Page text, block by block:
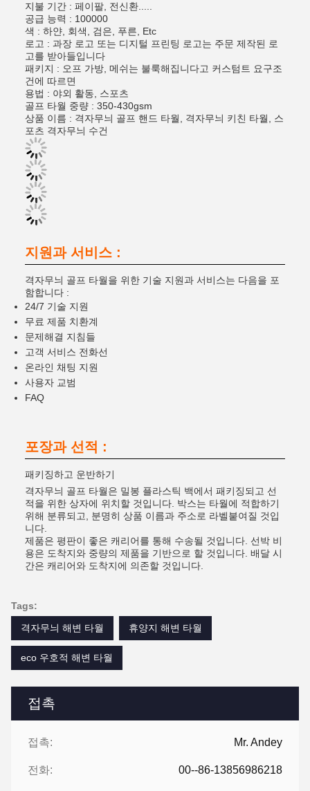
접촉
접촉: Mr. Andey
전화: 00--86-13856986218
지불 기간 : 페이팔, 전신환.....
공급 능력 : 100000
색 : 하얀, 회색, 검은, 푸른, Etc
로고 : 과장 로고 또는 디지털 프린팅 로고는 주문 제작된 로
고를 받아들입니다
패키지 : 오프 가방, 메쉬는 불룩해집니다고 커스텀트 요구조
건에 따르면
용법 : 야외 활동, 스포츠
골프 타월 중량 : 350-430gsm
상품 이름 : 격자무늬 골프 핸드 타월, 격자무늬 키친 타월, 스
포츠 격자무늬 수건
지원과 서비스 :
격자무늬 골프 타월을 위한 기술 지원과 서비스는 다음을 포
함합니다 :
24/7 기술 지원
무료 제품 치환계
문제해결 지침들
고객 서비스 전화선
온라인 채팅 지원
사용자 교범
FAQ
포장과 선적 :
패키징하고 운반하기
격자무늬 골프 타월은 밀봉 플라스틱 백에서 패키징되고 선
적을 위한 상자에 위치할 것입니다. 박스는 타월에 적합하기
위해 분류되고, 분명히 상품 이름과 주소로 라벨붙여질 것입
니다.
제품은 평판이 좋은 캐리어를 통해 수송될 것입니다. 선박 비
용은 도착지와 중량의 제품을 기반으로 할 것입니다. 배달 시
간은 캐리어와 도착지에 의존할 것입니다.
Tags:
격자무늬 해변 타월
휴양지 해변 타월
eco 우호적 해변 타월